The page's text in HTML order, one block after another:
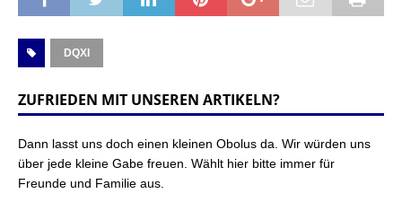
DQXI
ZUFRIEDEN MIT UNSEREN ARTIKELN?
Dann lasst uns doch einen kleinen Obolus da. Wir würden uns
über jede kleine Gabe freuen. Wählt hier bitte immer für
Freunde und Familie aus.